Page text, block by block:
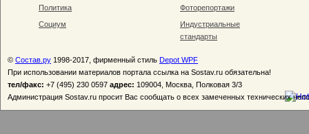
Политика
Социум
Фоторепортажи
Индустриальные
стандарты
© Состав.ру 1998-2017, фирменный стиль Depot WPF
При использовании материалов портала ссылка на Sostav.ru обязательна!
тел/факс: +7 (495) 230 0597 адрес: 109004, Москва, Полковая 3/3
Администрация Sostav.ru просит Вас сообщать о всех замеченных технических